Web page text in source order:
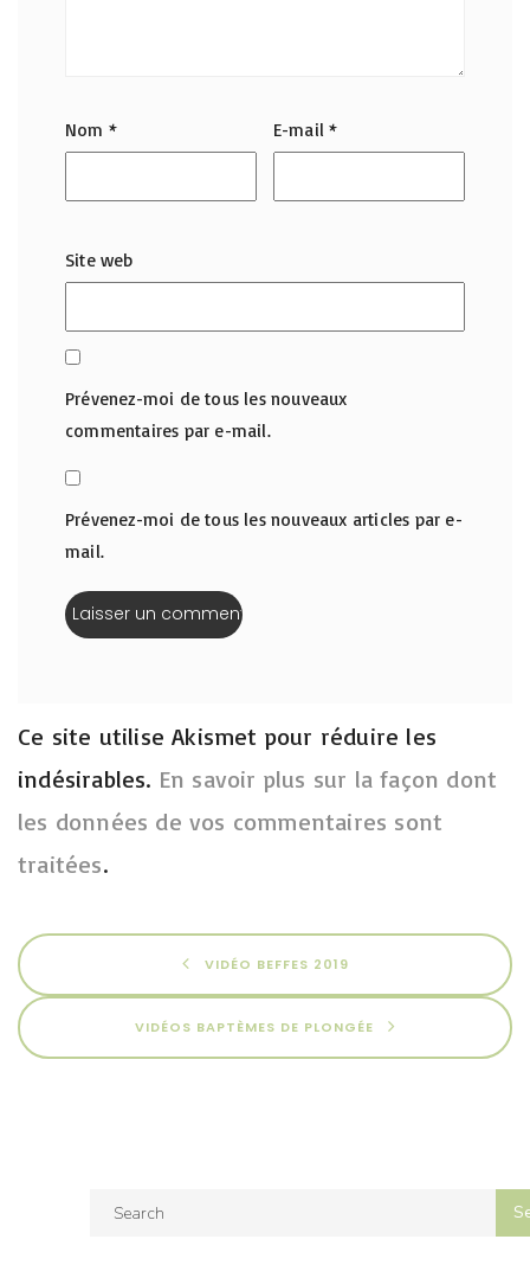
Nom * E-mail*
Site web
Prévenez-moi de tous les nouveaux
commentaires par e-mail.
Prévenez-moi de tous les nouveaux articles par e-
mail.
Ce site utilise Akismet pour réduire les
indésirables. En savoir plus sur la façon dont
les données de vos commentaires sont
traitées.
VIDÉO BEFFES 2019
VIDÉOS BAPTÈMES DE PLONGÉE